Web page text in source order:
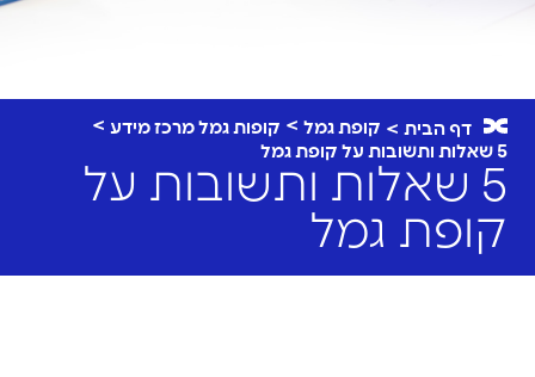
דף הבית קופת גמל
קופות גמל מרכז מידע
5 שאלות ותשובות על קופת גמל
5 שאלות ותשובות על
קופת גמל